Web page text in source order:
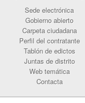
Sede electrónica
Gobierno abierto
Carpeta ciudadana
Perfil del contratante
Tablón de edictos
Juntas de distrito
Web temática
Contacta